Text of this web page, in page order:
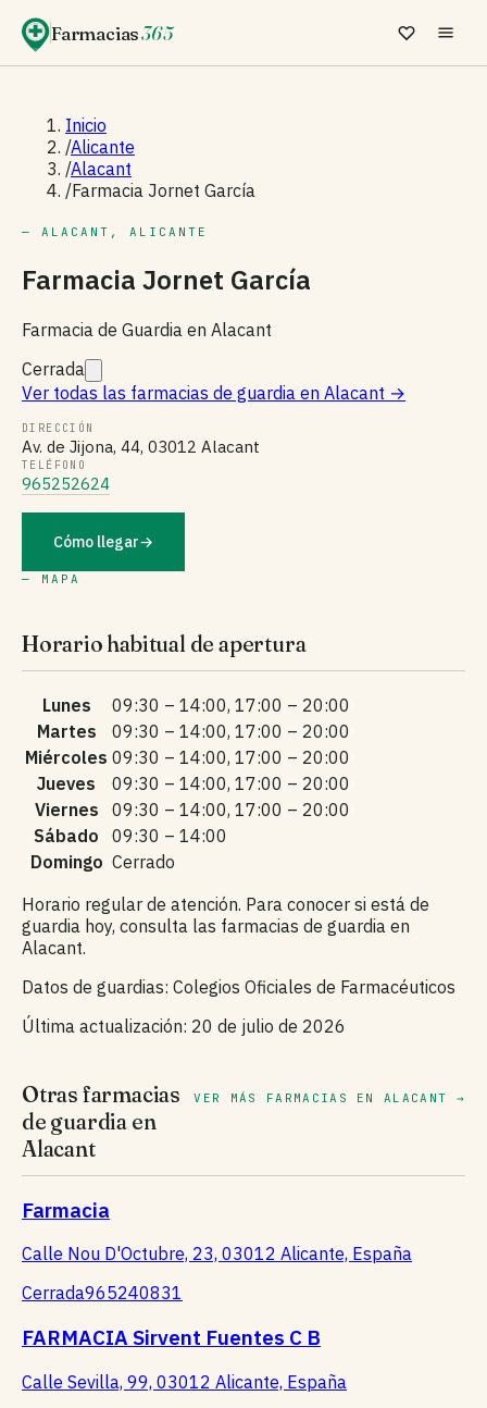
Farmacias365
Inicio
/Alicante
/Alacant
/Farmacia Jornet García
— ALACANT, ALICANTE
Farmacia Jornet García
Farmacia de Guardia en Alacant
Cerrada
Ver todas las farmacias de guardia en Alacant →
DIRECCIÓN
Av. de Jijona, 44, 03012 Alacant
TELÉFONO
965252624
Cómo llegar→
— MAPA
Horario habitual de apertura
Lunes
09:30 – 14:00, 17:00 – 20:00
Martes
09:30 – 14:00, 17:00 – 20:00
Miércoles 09:30 – 14:00, 17:00 – 20:00
Jueves
09:30 – 14:00, 17:00 – 20:00
Viernes
09:30 – 14:00, 17:00 – 20:00
Sábado
09:30 – 14:00
Domingo Cerrado
Horario regular de atención. Para conocer si está de
guardia hoy, consulta las farmacias de guardia en
Alacant.
Datos de guardias: Colegios Oficiales de Farmacéuticos
Última actualización: 20 de julio de 2026
Otras farmacias
de guardia en
Alacant
VER MÁS FARMACIAS EN ALACANT →
Farmacia
Calle Nou D'Octubre, 23, 03012 Alicante, España
Cerrada965240831
FARMACIA Sirvent Fuentes C B
Calle Sevilla, 99, 03012 Alicante, España